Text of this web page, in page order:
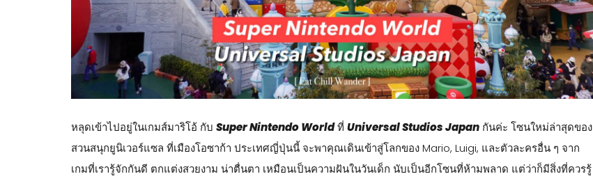
หลุดเข้าไปอยู่ในเกมส์มาริโอ้ กับ Super Nintendo Worldที่ Universal Studios Japan กันค่ะ โซนใหม่ล่าสุดของ
สวนสนุกยูนิเวอร์แซล ที่เมืองโอซาก้า ประเทศญี่ปุ่นนี้ จะพาคุณเดินเข้าสู่โลกของ Mario, Luigi, และตัวละครอื่น ๆ จาก
เกมที่เรารู้จักกันดี ตกแต่งสวยงาม น่าตื่นตา เหมือนเป็นความฝันในวันเด็ก นับเป็นอีกโซนที่ห้ามพลาด แต่ว่าก็มีสิ่งที่ควรรู้